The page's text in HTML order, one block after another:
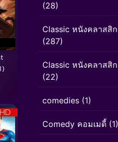
(28)
Classic หนังคลาสสิก
(287)
Classic หนังคลาสสิก
(22)
comedies (1)
Comedy คอมเมดี้ (1)